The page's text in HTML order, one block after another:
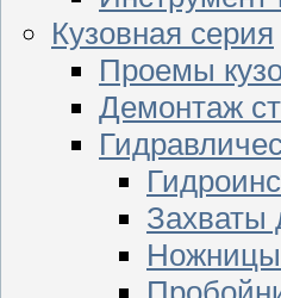
Кузовная серия
Проемы
Демонтаж
Захваты